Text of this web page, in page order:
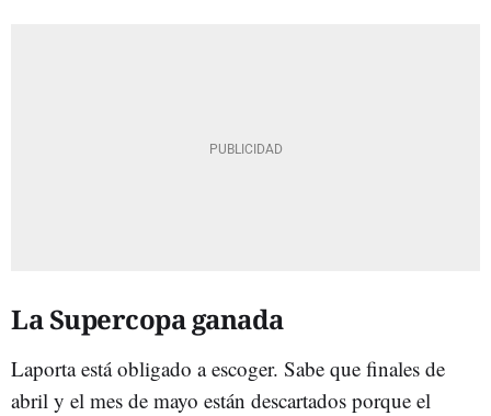
La Supercopa ganada
Laporta está obligado a escoger. Sabe que finales de
abril y el mes de mayo están descartados porque el